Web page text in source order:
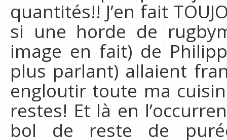
quantités!! J’en fait
si une horde de
image en fait) de
plus parlant) allaient
engloutir toute ma
restes! Et là en
bol de reste de